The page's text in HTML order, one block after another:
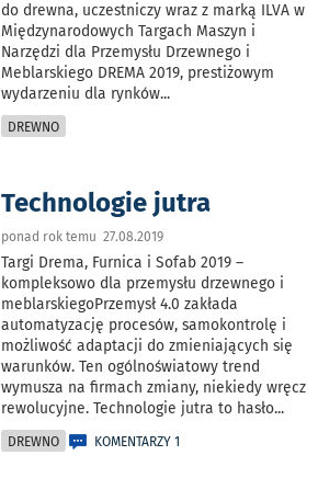
do drewna, uczestniczy wraz z marką ILVA w
Międzynarodowych Targach Maszyn i
Narzędzi dla Przemysłu Drzewnego i
Meblarskiego DREMA 2019, prestiżowym
wydarzeniu dla rynków...
DREWNO
Technologie jutra
ponad rok temu 27.08.2019
Targi Drema, Furnica i Sofab 2019 –
kompleksowo dla przemysłu drzewnego i
meblarskiegoPrzemysł 4.0 zakłada
automatyzację procesów, samokontrolę i
możliwość adaptacji do zmieniających się
warunków. Ten ogólnoświatowy trend
wymusza na firmach zmiany, niekiedy wręcz
rewolucyjne. Technologie jutra to hasło...
DREWNO KOMENTARZY 1